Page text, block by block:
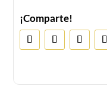
¡Comparte!